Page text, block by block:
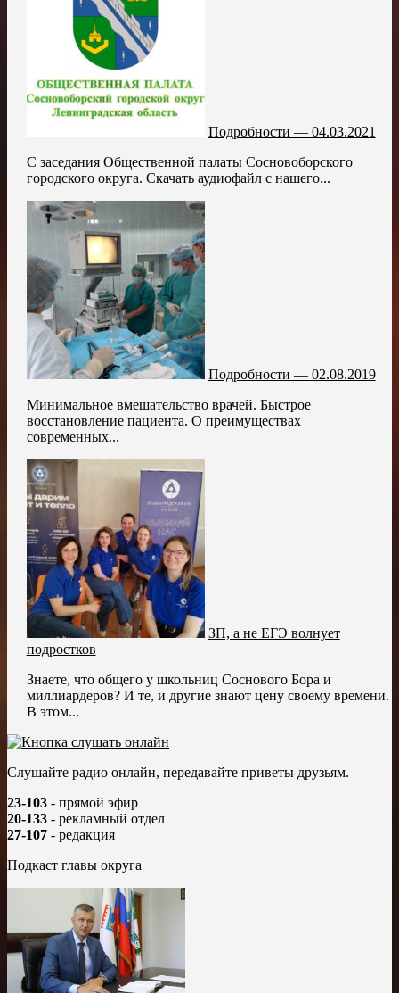
Подробности — 04.03.2021
С заседания Общественной палаты Сосновоборского
городского округа. Скачать аудиофайл с нашего...
Подробности — 02.08.2019
Минимальное вмешательство врачей. Быстрое
восстановление пациента. О преимуществах
современных...
ЗП, а не ЕГЭ волнует
подростков
Знаете, что общего у школьниц Соснового Бора и
миллиардеров? И те, и другие знают цену своему времени.
В этом...
Слушайте радио онлайн, передавайте приветы друзьям.
23-103 - прямой эфир
20-133 - рекламный отдел
27-107 - редакция
Подкаст главы округа